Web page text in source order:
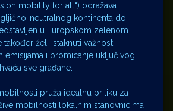
mobility for all“) odražava
neutralnog kontinenta do
u Europskom zelenom
također želi istaknuti važnost
emisijama i promicanje uključivog
sve građane.
pruža idealnu priliku za
mobilnosti lokalnim stanovnicima